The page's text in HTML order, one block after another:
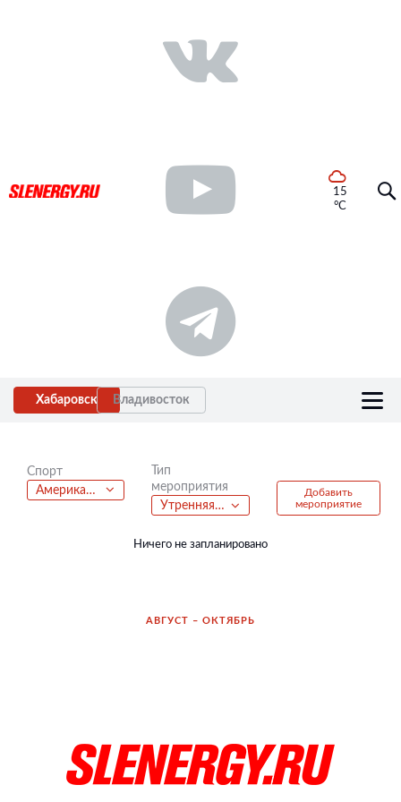
15
°C
Хабаровск Владивосток
Спорт
Американский футбол
Тип
мероприятия
Утренняя пробежка
Добавить
мероприятие
Ничего не запланировано
АВГУСТ – ОКТЯБРЬ